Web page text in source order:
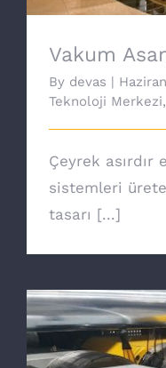
Vakum
By devas |
Teknoloji Merkezi,
Çeyrek asırdır
sistemleri
tasarı [...]